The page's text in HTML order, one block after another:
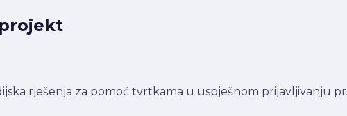
rješenja za pomoć tvrtkama u uspješnom prijavljivanju